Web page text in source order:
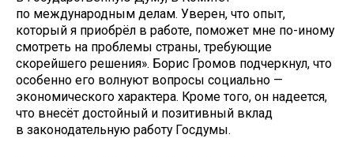
по международным делам. Уверен, что опыт,
который я приобрёл в работе, поможет мне по-иному
смотреть на проблемы страны, требующие
скорейшего решения». Борис Громов подчеркнул, что
особенно его волнуют вопросы социально —
экономического характера. Кроме того, он надеется,
что внесёт достойный и позитивный вклад
в законодательную работу Госдумы.